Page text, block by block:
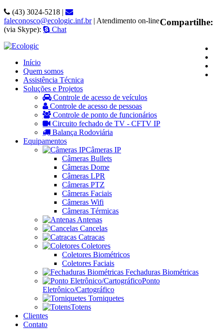
Compartilhe:
(43) 3024-5218 |
faleconosco@ecologic.inf.br| Atendimento on-line
(via Skype):
Chat
Início
Quem somos
Assistência Técnica
Soluções e Projetos
Controle de acesso de veículos
Controle de acesso de pessoas
Controle de ponto de funcionários
Circuito fechado de TV - CFTV IP
Balança Rodoviária
Equipamentos
Câmeras IP
Câmeras Bullets
Câmeras Dome
Câmeras LPR
Câmeras PTZ
Câmeras Faciais
Câmeras Wifi
Câmeras Térmicas
Antenas
Cancelas
Catracas
Coletores
Coletores Biométricos
Coletores Faciais
Fechaduras Biométricas
Ponto
Eletrônico/Cartográfico
Torniquetes
Totens
Clientes
Contato